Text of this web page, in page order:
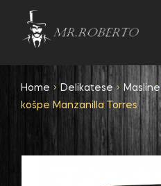
Home Delikatese Masline
košpe Manzanilla Torres